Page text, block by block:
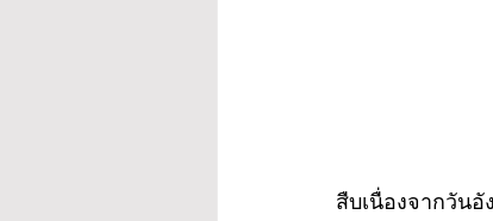
สืบเนื่องจากวันอั